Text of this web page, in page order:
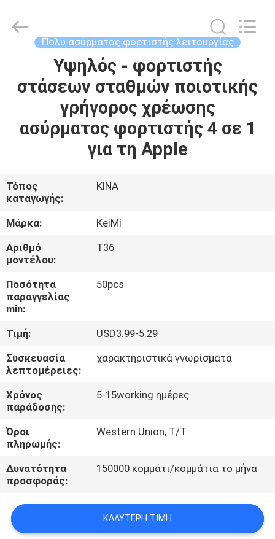
ΠΡΟΪΌΝΤΑ
ΠΕΡΊΠΟΥ
ΓΎΡΟΣ
ΕΡΓΟΣΤΑΣΊΩΝ
ΠΟΙΟΤΙΚΌΣ
ΈΛΕΓΧΟΣ
ΜΑΣ
ΕΛΆΤΕ
ΣΕ
ΕΠΑΦΉ
ΜΕ
ΖΗΤΉΣΤΕ
ΈΝΑ
ΑΠΌΣΠΑΣΜΑ
SITEMAP
Ltd..
Πολυ ασύρματος φορτιστής λειτουργίας
Υψηλός - φορτιστής
στάσεων σταθμών ποιοτικής
γρήγορος χρέωσης
ασύρματος φορτιστής 4 σε 1
για τη Apple
Τόπος
καταγωγής:
ΚΙΝΑ
Μάρκα:
KeiMi
Αριθμό
μοντέλου:
T36
Ποσότητα
παραγγελίας
min:
50pcs
Τιμή:
USD3.99-5.29
Συσκευασία
λεπτομέρειες:
χαρακτηριστικά γνωρίσματα
Χρόνος
παράδοσης:
5-15working ημέρες
Όροι
πληρωμής:
Western Union, T/T
Δυνατότητα
προσφοράς:
150000 κομμάτι/κομμάτια το μήνα
ΚΑΛΎΤΕΡΗ ΤΙΜΉ